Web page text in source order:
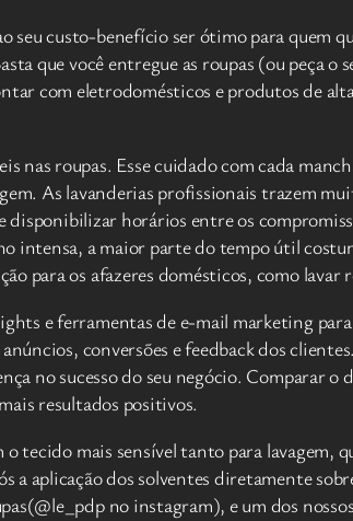
seu custo-benefício ser ótimo para quem
que você entregue as roupas (ou peça o
com eletrodomésticos e produtos de
nas roupas. Esse cuidado com cada
As lavanderias profissionais trazem
horários entre os
intensa, a maior parte do tempo útil
para os afazeres domésticos, como lavar
e ferramentas de e-mail marketing
conversões e feedback dos
no sucesso do seu negócio. Comparar o
resultados positivos.
o tecido mais sensível tanto para lavagem,
aplicação dos solventes diretamente
no instagram), e um dos